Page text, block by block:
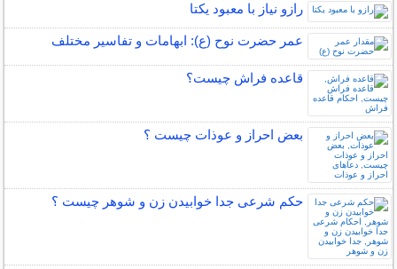
رازو نیاز با معبود یکتا
عمر حضرت نوح (ع): ابهامات و تفاسیر مختلف
قاعده فراش چیست؟
بعض احراز و عوذات چیست ؟
حکم شرعی جدا خوابیدن زن و شوهر چیست ؟